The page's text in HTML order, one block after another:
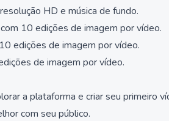
HD e música de fundo.
10 edições de imagem por vídeo.
edições de imagem por vídeo.
de imagem por vídeo.
a plataforma e criar seu primeiro
com seu público.